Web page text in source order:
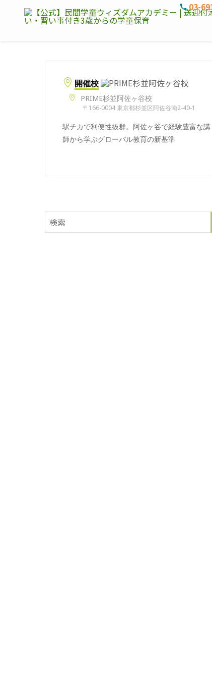
03-
開催校
PRIME杉並阿佐ヶ谷校
〒166-0004 東京都杉並区阿佐谷南2-40-1
駅チカで利便性抜群。阿佐ヶ谷で経験豊富な講
師から学ぶグローバル教育の新基準